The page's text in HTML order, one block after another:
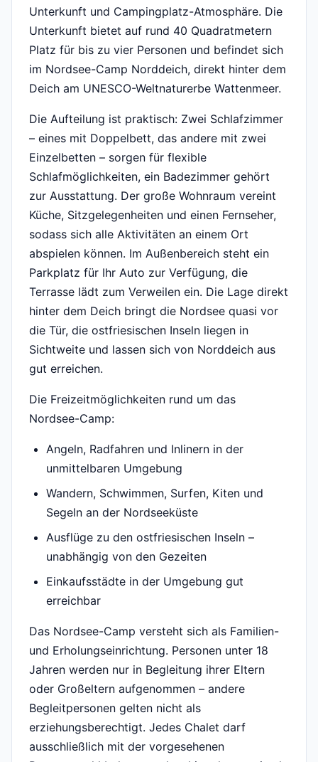
Unterkunft und Campingplatz-Atmosphäre. Die
Unterkunft bietet auf rund 40 Quadratmetern
Platz für bis zu vier Personen und befindet sich
im Nordsee-Camp Norddeich, direkt hinter dem
Deich am UNESCO-Weltnaturerbe Wattenmeer.
Die Aufteilung ist praktisch: Zwei Schlafzimmer
– eines mit Doppelbett, das andere mit zwei
Einzelbetten – sorgen für flexible
Schlafmöglichkeiten, ein Badezimmer gehört
zur Ausstattung. Der große Wohnraum vereint
Küche, Sitzgelegenheiten und einen Fernseher,
sodass sich alle Aktivitäten an einem Ort
abspielen können. Im Außenbereich steht ein
Parkplatz für Ihr Auto zur Verfügung, die
Terrasse lädt zum Verweilen ein. Die Lage direkt
hinter dem Deich bringt die Nordsee quasi vor
die Tür, die ostfriesischen Inseln liegen in
Sichtweite und lassen sich von Norddeich aus
gut erreichen.
Die Freizeitmöglichkeiten rund um das
Nordsee-Camp:
Angeln, Radfahren und Inlinern in der
unmittelbaren Umgebung
Wandern, Schwimmen, Surfen, Kiten und
Segeln an der Nordseeküste
Ausflüge zu den ostfriesischen Inseln –
unabhängig von den Gezeiten
Einkaufsstädte in der Umgebung gut
erreichbar
Das Nordsee-Camp versteht sich als Familien-
und Erholungseinrichtung. Personen unter 18
Jahren werden nur in Begleitung ihrer Eltern
oder Großeltern aufgenommen – andere
Begleitpersonen gelten nicht als
erziehungsberechtigt. Jedes Chalet darf
ausschließlich mit der vorgesehenen